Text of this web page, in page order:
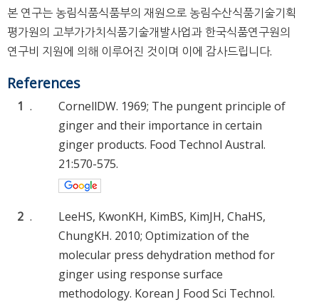
본 연구는 농림식품식품부의 재원으로 농림수산식품기술기획
평가원의 고부가가치식품기술개발사업과 한국식품연구원의
연구비 지원에 의해 이루어진 것이며 이에 감사드립니다.
References
1 .
CornellDW. 1969; The pungent principle of
ginger and their importance in certain
ginger products. Food Technol Austral.
21:570-575.
2 .
LeeHS, KwonKH, KimBS, KimJH, ChaHS,
ChungKH. 2010; Optimization of the
molecular press dehydration method for
ginger using response surface
methodology. Korean J Food Sci Technol.